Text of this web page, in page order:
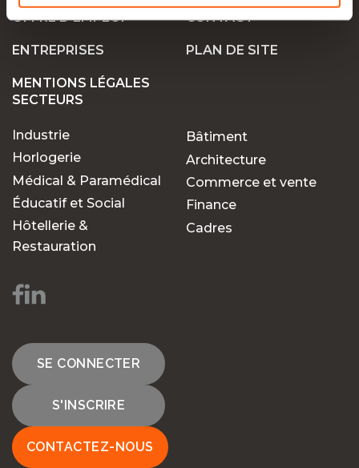
OFFRE D’EMPLOI
ENTREPRISES
MENTIONS LÉGALES
CONTACT
PLAN DE SITE
SECTEURS
Industrie
Horlogerie
Médical & Paramédical
Éducatif et Social
Hôtellerie &
Restauration
Bâtiment
Architecture
Commerce et vente
Finance
Cadres
SE CONNECTER
S'INSCRIRE
CONTACTEZ-NOUS